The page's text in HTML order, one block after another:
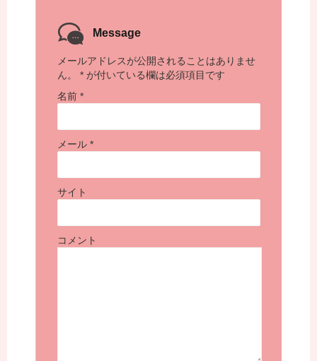
Message
メールアドレスが公開されることはありませ
ん。
* が付いている欄は必須項目です
名前 *
メール *
サイト
コメント